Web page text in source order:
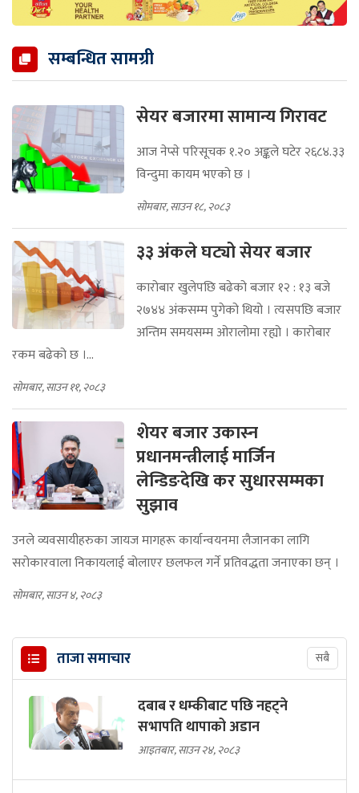
सम्बन्धित सामग्री
सेयर बजारमा सामान्य गिरावट
आज नेप्से परिसूचक १.२० अङ्कले घटेर २६८४.३३
विन्दुमा कायम भएको छ ।
सोमबार, साउन १८, २०८३
३३ अंकले घट्यो सेयर बजार
कारोबार खुलेपछि बढेको बजार १२ : १३ बजे
२७४४ अंकसम्म पुगेको थियो । त्यसपछि बजार
अन्तिम समयसम्म ओरालोमा रह्यो । कारोबार
रकम बढेको छ ।...
सोमबार, साउन ११, २०८३
शेयर बजार उकास्‍न
प्रधानमन्त्रीलाई मार्जिन
लेन्डिङदेखि कर सुधारसम्मका
सुझाव
उनले व्यवसायीहरुका जायज मागहरू कार्यान्वयनमा लैजानका लागि
सरोकारवाला निकायलाई बोलाएर छलफल गर्ने प्रतिवद्धता जनाएका छन् ।
सोमबार, साउन ४, २०८३
ताजा समाचार सबै
दबाब र धम्कीबाट पछि नहट्ने
सभापति थापाको अडान
आइतबार, साउन २४, २०८३